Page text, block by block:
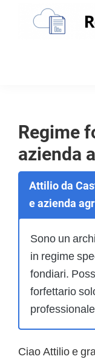
partita
Iva
forfettaria
Regime
azienda
Attilio da
e azienda
Sono un
in regime
fondiari.
forfettario
Ciao Attilio e